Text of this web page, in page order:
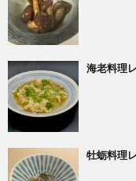
海老料理
牡蛎料理